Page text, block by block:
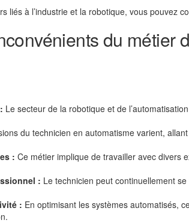
liés à l’industrie et la robotique, vous pouvez
du métier
Le secteur de la robotique et de
du technicien en automatisme varient,
: Ce métier implique de travailler avec divers
: Le technicien peut continuellement
: En optimisant les systèmes automatisés,